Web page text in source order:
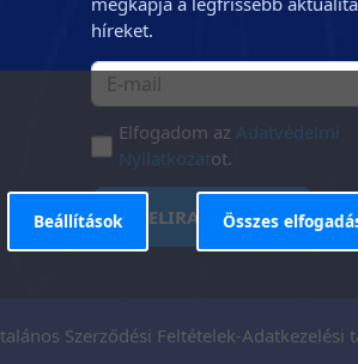
híreket.
Elfogadom az Adatvédelmi
Nyilatkozatot.
FELIRATKOZÁS
Szerződési Feltételek-Adatkezelési
Beállítások Összes